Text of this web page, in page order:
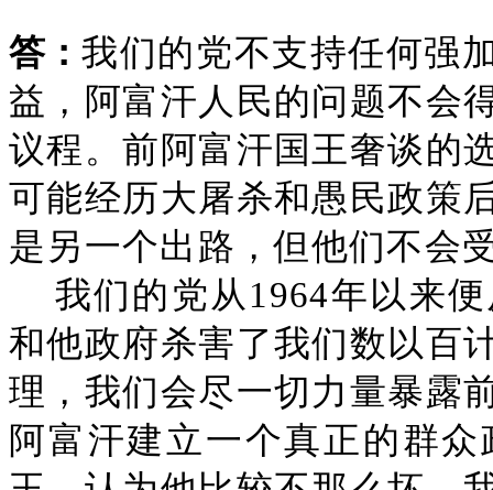
答：我们的党不支持任何强
益，阿富汗人民的问题不会
议程。前阿富汗国王奢谈的
可能经历大屠杀和愚民政策
是另一个出路，但他们不会
我们的党从1964年以来
和他政府杀害了我们数以百
理，我们会尽一切力量暴露
阿富汗建立一个真正的群